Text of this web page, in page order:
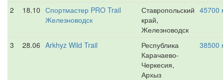
2 18.10 Спортмастер PRO Trail
Железноводск
Ставропольский
край,
Железноводск
45700
3 28.06 Arkhyz Wild Trail
Республика
Карачаево-
Черкесия,
Архыз
38500